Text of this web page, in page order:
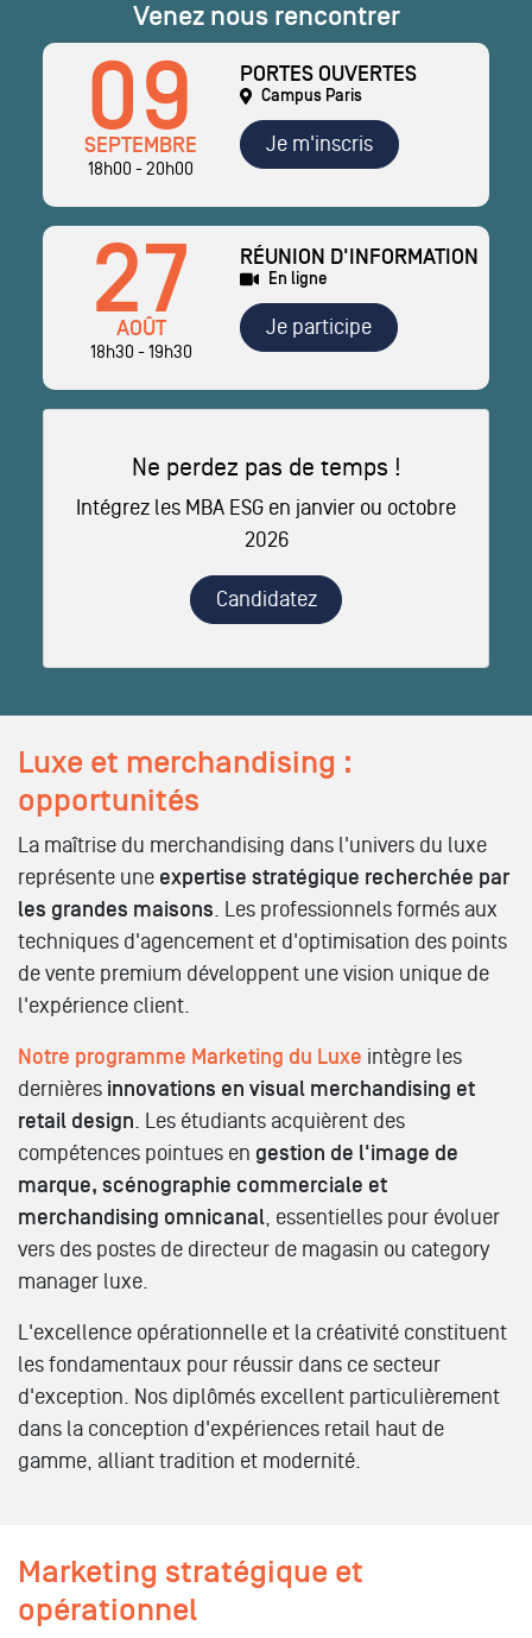
Venez nous rencontrer
09
SEPTEMBRE
18h00 - 20h00
PORTES OUVERTES
Campus Paris
Je m'inscris
27
AOÛT
18h30 - 19h30
RÉUNION D'INFORMATION
En ligne
Je participe
Ne perdez pas de temps !
Intégrez les MBA ESG en janvier ou octobre
2026
Candidatez
Luxe et merchandising :
opportunités
La maîtrise du merchandising dans l'univers du luxe
représente une expertise stratégique recherchée par
les grandes maisons. Les professionnels formés aux
techniques d'agencement et d'optimisation des points
de vente premium développent une vision unique de
l'expérience client.
Notre programme Marketing du Luxe intègre les
dernières innovations en visual merchandising et
retail design. Les étudiants acquièrent des
compétences pointues en gestion de l'image de
marque, scénographie commerciale et
merchandising omnicanal, essentielles pour évoluer
vers des postes de directeur de magasin ou category
manager luxe.
L'excellence opérationnelle et la créativité constituent
les fondamentaux pour réussir dans ce secteur
d'exception. Nos diplômés excellent particulièrement
dans la conception d'expériences retail haut de
gamme, alliant tradition et modernité.
Marketing stratégique et
opérationnel